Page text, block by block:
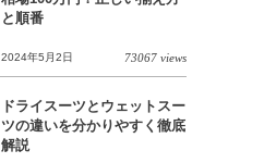
と順番
2024年5月2日 73067 views
ドライスーツとウェットスー
ツの違いを分かりやすく徹底
解説